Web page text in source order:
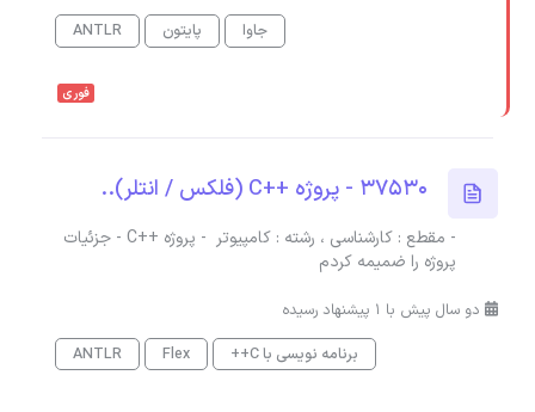
جاوا
پایتون ANTLR
فوری
37530 - پروژه ++C (فلکس / انتلر)..
- مقطع : کارشناسی ، رشته : کامپیوتر - پروژه ++C - جزئیات
پروژه را ضمیمه کردم
دو سال پیش با 1 پیشنهاد رسیده
برنامه نویسی با C++
Flex
ANTLR